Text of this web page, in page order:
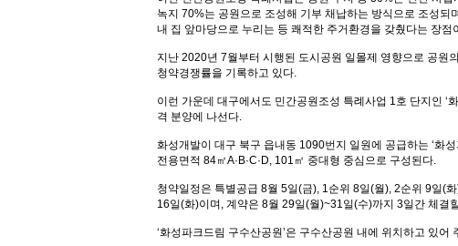
녹지 70%는 공원으로 조성해 기부 채납하는 방식으로 조성
내 집 앞마당으로 누리는 등 쾌적한 주거환경을 갖췄다는 장점
지난 2020년 7월부터 시행된 도시공원 일몰제 영향으로 공원
청약경쟁률을 기록하고 있다.
이런 가운데 대구에서도 민간공원조성 특례사업 1호 단지인 ‘
격 분양에 나선다.
화성개발이 대구 북구 읍내동 1090번지 일원에 공급하는 ‘화
전용면적 84㎡A·B·C·D, 101㎡ 중대형 중심으로 구성된다.
청약일정은 특별공급 8월 5일(금), 1순위 8일(월), 2순위 9일(
16일(화)이며, 계약은 8월 29일(월)~31일(수)까지 3일간 체결
‘화성파크드림 구수산공원’은 구수산공원 내에 위치하고 있어